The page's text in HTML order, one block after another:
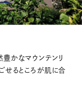
かなマウンテンリ
せるところが肌に合